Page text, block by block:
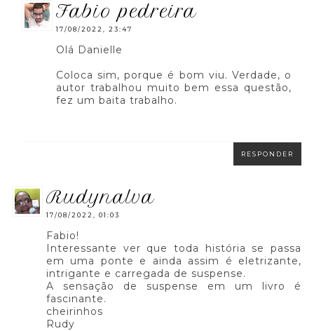
fabio pedreira
17/08/2022, 23:47
Olá Danielle
Coloca sim, porque é bom viu. Verdade, o
autor trabalhou muito bem essa questão,
fez um baita trabalho.
RESPONDER
rudynalva
17/08/2022, 01:03
Fabio!
Interessante ver que toda história se passa
em uma ponte e ainda assim é eletrizante,
intrigante e carregada de suspense.
A sensação de suspense em um livro é
fascinante.
cheirinhos
Rudy